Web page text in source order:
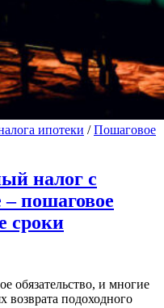
ипотеки /Пошаговое
налог с
– пошаговое
сроки
обязательство, и многие
возврата подоходного